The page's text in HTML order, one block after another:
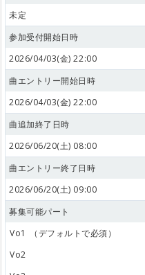
未定
参加受付開始日時
2026/04/03(金) 22:00
曲エントリー開始日時
2026/04/03(金) 22:00
曲追加終了日時
2026/06/20(土) 08:00
曲エントリー終了日時
2026/06/20(土) 09:00
募集可能パート
Vo1
（デフォルトで必須）
Vo2